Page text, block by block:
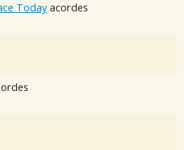
Today acordes